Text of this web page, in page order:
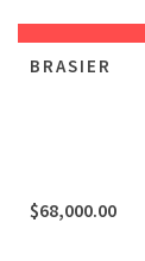
BRASIER
$68,000.00